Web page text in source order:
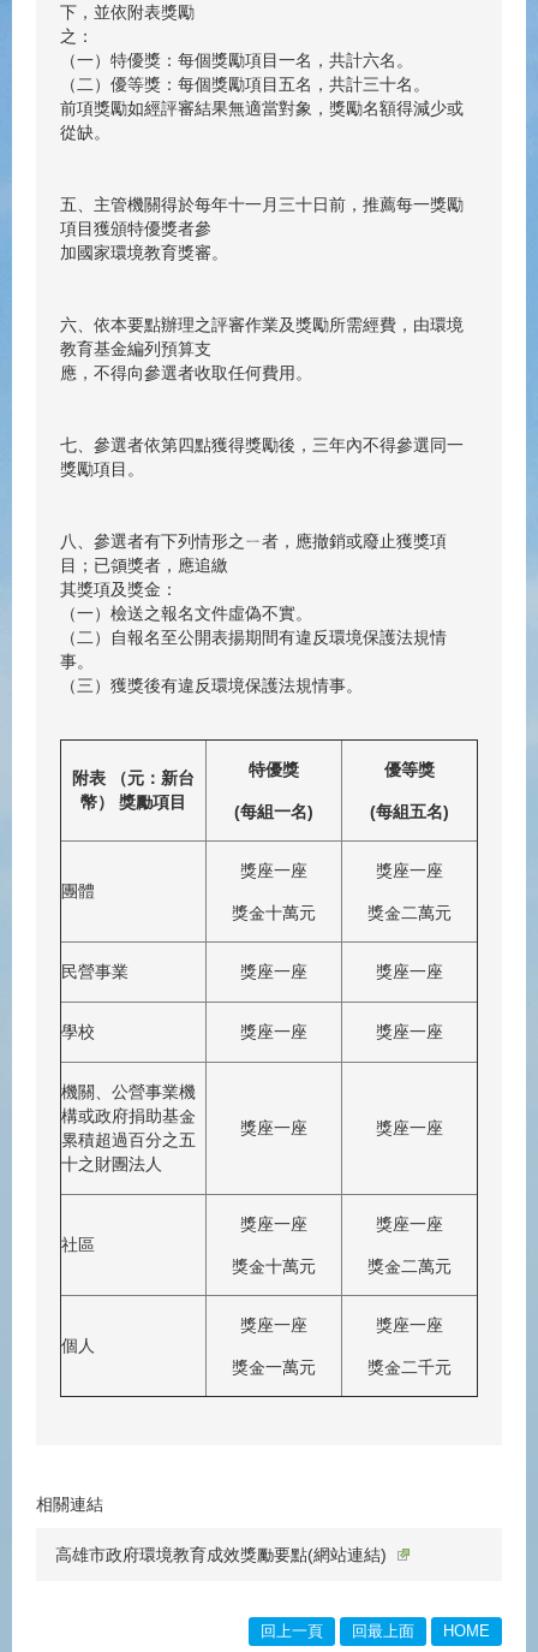
下，並依附表獎勵
之：
（一）特優獎：每個獎勵項目一名，共計六名。
（二）優等獎：每個獎勵項目五名，共計三十名。
前項獎勵如經評審結果無適當對象，獎勵名額得減少或
從缺。
五、主管機關得於每年十一月三十日前，推薦每一獎勵
項目獲頒特優獎者參
加國家環境教育獎審。
六、依本要點辦理之評審作業及獎勵所需經費，由環境
教育基金編列預算支
應，不得向參選者收取任何費用。
七、參選者依第四點獲得獎勵後，三年內不得參選同一
獎勵項目。
八、參選者有下列情形之ㄧ者，應撤銷或廢止獲獎項
目；已領獎者，應追繳
其獎項及獎金：
（一）檢送之報名文件虛偽不實。
（二）自報名至公開表揚期間有違反環境保護法規情
事。
（三）獲獎後有違反環境保護法規情事。
附表 （元：新台
幣） 獎勵項目
特優獎
(每組一名)
優等獎
(每組五名)
團體
獎座一座
獎金十萬元
獎座一座
獎金二萬元
民營事業 獎座一座 獎座一座
學校 獎座一座 獎座一座
機關、公營事業機
構或政府捐助基金
累積超過百分之五
十之財團法人
獎座一座 獎座一座
社區
獎座一座
獎金十萬元
獎座一座
獎金二萬元
個人
獎座一座
獎金一萬元
獎座一座
獎金二千元
相關連結
高雄市政府環境教育成效獎勵要點(網站連結)
回上一頁 回最上面 HOME